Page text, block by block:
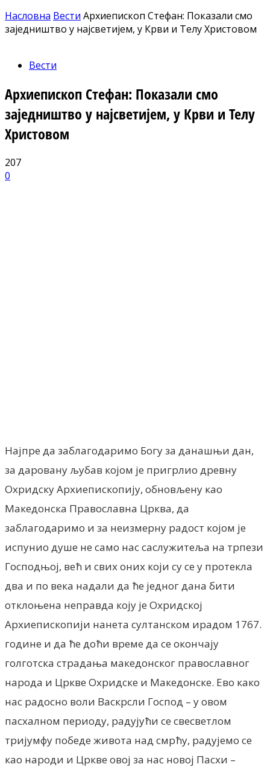
Насловна Вести Архиепископ Стефан: Показали смо
заједништво у најсветијем, у Крви и Телу Христовом
Вести
Архиепископ Стефан: Показали смо
заједништво у најсветијем, у Крви и Телу
Христовом
207
0
Најпре да заблагодаримо Богу за данашњи дан,
за даровану љубав којом је пригрлио древну
Охридску Архиепископију, обновљену као
Македонска Православна Црква, да
заблагодаримо и за неизмерну радост којом је
испунио душе не само нас саслужитеља на трпези
Господњој, већ и свих оних који су се у протекла
два и по века надали да ће једног дана бити
отклоњена неправда коју је Охридској
Архиепископији нанета султанском ирадом 1767.
године и да ће доћи време да се окончају
голготска страдања македонског православног
народа и Цркве Охридске и Македонске. Ево како
нас радосно воли Васкрсли Господ – у овом
пасхалном периоду, радујући се свесветлом
тријумфу победе живота над смрћу, радујемо се
као народи и Цркве овој за нас новој Пасхи –